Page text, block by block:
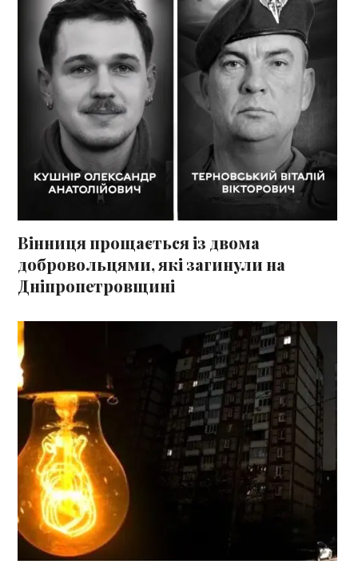
Вінниця прощається із двома
добровольцями, які загинули на
Дніпропетровщині